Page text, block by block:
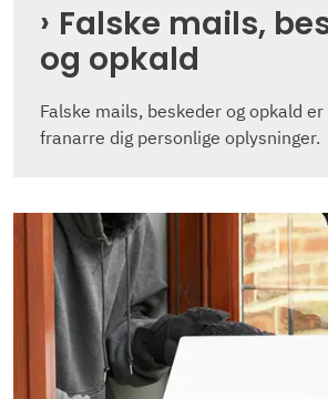
Falske mails,
og opkald
Falske mails, beskeder og opkald
franarre dig personlige oplysninger.